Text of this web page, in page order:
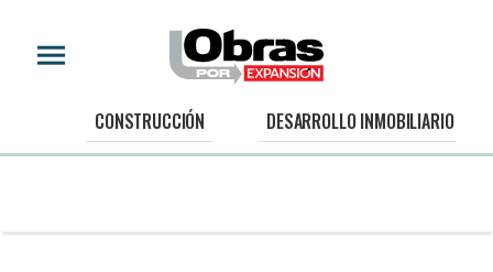
CONSTRUCCIÓN DESARROLLO INMOBILIARIO